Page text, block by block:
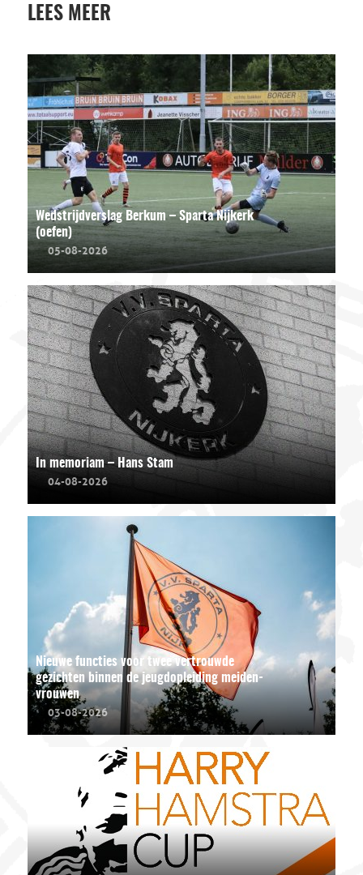
LEES MEER
Wedstrijdverslag Berkum – Sparta Nijkerk
(oefen)
05-08-2026
In memoriam – Hans Stam
04-08-2026
Nieuwe functies voor twee vertrouwde
gezichten binnen de jeugdopleiding meiden-
vrouwen
03-08-2026